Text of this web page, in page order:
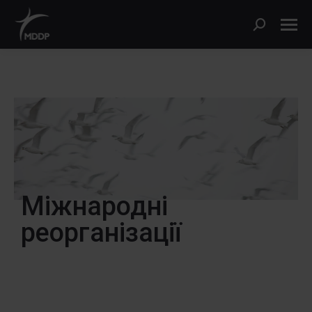
Міжнародні
реорганізації